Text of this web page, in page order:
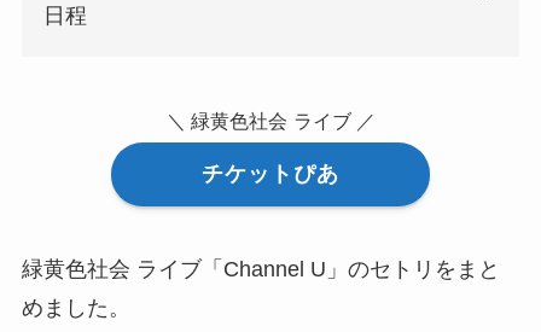
日程
＼ 緑黄色社会 ライブ ／
チケットぴあ
緑黄色社会 ライブ「Channel U」のセトリをまと
めました。